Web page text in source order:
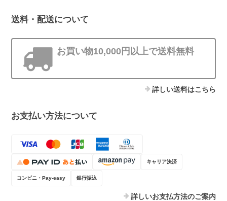
送料・配送について
お買い物10,000円以上で送料無料
詳しい送料はこちら
お支払い方法について
キャリア決済
コンビニ・Pay-easy 銀行振込
詳しいお支払方法のご案内